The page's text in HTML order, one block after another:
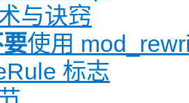
与诀窍
使用
标志